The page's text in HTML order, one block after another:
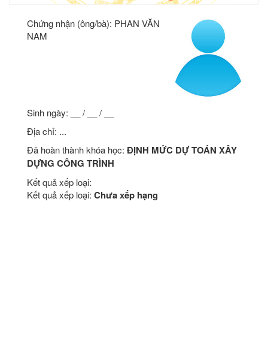
Chứng nhận (ông/bà): PHAN VĂN
NAM
Sinh ngày: __ / __ / __
Địa chỉ: ...
Đã hoàn thành khóa học: ĐỊNH MỨC DỰ TOÁN XÂY
DỰNG CÔNG TRÌNH
Kết quả xếp loại:
Kết quả xếp loại: Chưa xếp hạng